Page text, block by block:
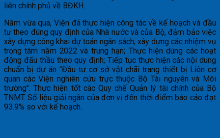
liên chính phủ về BĐKH.
Năm vừa qua, Viện đã thực hiện công tác về kế hoạch và đầu
tư theo đúng quy định của Nhà nước và của Bộ, đảm bảo việc
xây dựng công khai dự toán ngân sách; xây dựng các nhiệm vụ
trọng tâm năm 2022 và trung hạn; Thực hiện dùng các hoạt
động đấu thầu theo quy định; Tiếp tục thực hiện các nội dung
chuẩn bị dự án “Đầu tư cơ sở vật chãi trang thiết bị Liên cơ
quan các Viện nghiên cứu trực thuộc Bộ Tài nguyên và Môi
trường’’. Thực hiện tốt các Quy chế Quản lý tài chính của Bộ
TNMT. Số liệu giải ngân của đơn vị đến thời điểm báo cáo đạt
93.9% so với kế hoạch.